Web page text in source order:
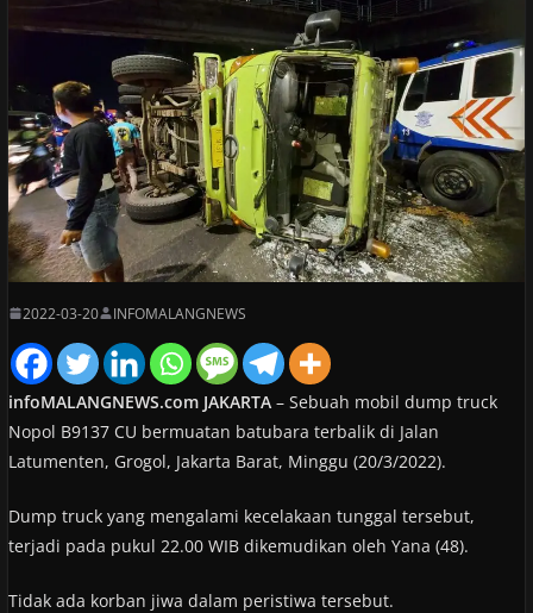
2022-03-20 INFOMALANGNEWS
infoMALANGNEWS.com JAKARTA– Sebuah mobil dump truck
Nopol B9137 CU bermuatan batubara terbalik di Jalan
Latumenten, Grogol, Jakarta Barat, Minggu (20/3/2022).
Dump truck yang mengalami kecelakaan tunggal tersebut,
terjadi pada pukul 22.00 WIB dikemudikan oleh Yana (48).
Tidak ada korban jiwa dalam peristiwa tersebut.